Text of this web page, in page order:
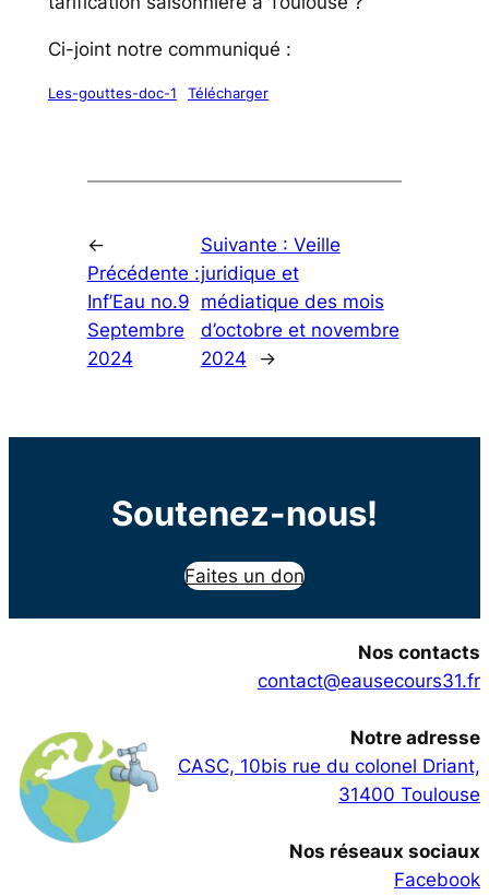
Ci-joint notre communiqué :
Les-gouttes-doc-1 Télécharger
←
Précédente :
Inf’Eau no.9
Septembre
2024
Suivante : Veille
juridique et
médiatique des mois
d’octobre et novembre
2024
→
Soutenez-nous!
Faites un don
Nos contacts
contact@eausecours31.fr
Notre adresse
CASC, 10bis rue du colonel Driant,
31400 Toulouse
Nos réseaux sociaux
Facebook